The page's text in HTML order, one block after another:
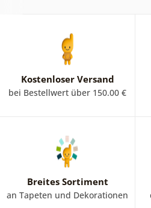
Kostenloser Versand
bei Bestellwert über 150.00 €
Breites Sortiment
an Tapeten und Dekorationen